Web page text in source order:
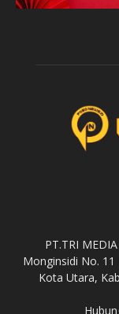
PT.TRI
Monginsidi No.
Kota Utara,